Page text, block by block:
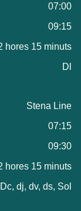
07:00
09:15
hores 15 minuts
Dl
Stena Line
07:15
09:30
hores 15 minuts
dj, dv, ds, Sol